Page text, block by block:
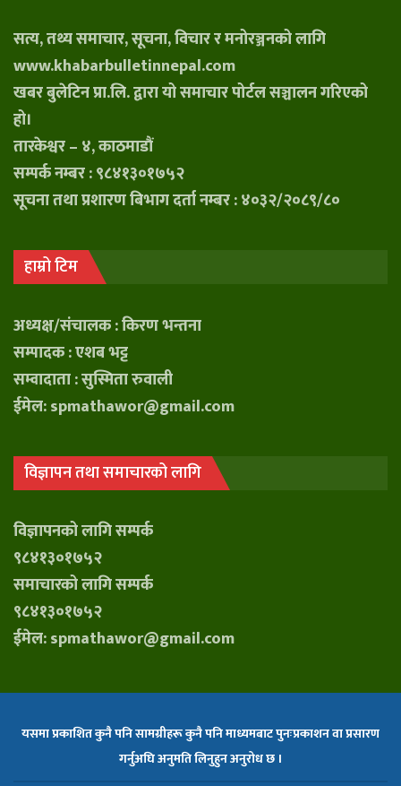
सत्य, तथ्य समाचार, सूचना, विचार र मनोरञ्जनको लागि
www.khabarbulletinnepal.com
खबर बुलेटिन प्रा.लि. द्वारा यो समाचार पोर्टल सञ्चालन गरिएको
हो।
तारकेश्वर – ४, काठमाडौं
सम्पर्क नम्बर : ९८४१३०१७५२
सूचना तथा प्रशारण बिभाग दर्ता नम्बर : ४०३२/२०८९/८०
हाम्रो टिम
अध्यक्ष/संचालक : किरण भन्तना
सम्पादक : एशब भट्ट
सम्वादाता : सुस्मिता रुवाली
ईमेल: spmathawor@gmail.com
विज्ञापन तथा समाचारको लागि
विज्ञापनको लागि सम्पर्क
९८४१३०१७५२
समाचारको लागि सम्पर्क
९८४१३०१७५२
ईमेल: spmathawor@gmail.com
यसमा प्रकाशित कुनै पनि सामग्रीहरू कुनै पनि माध्यमबाट पुनःप्रकाशन वा प्रसारण
गर्नुअघि अनुमति लिनुहुन अनुरोध छ ।